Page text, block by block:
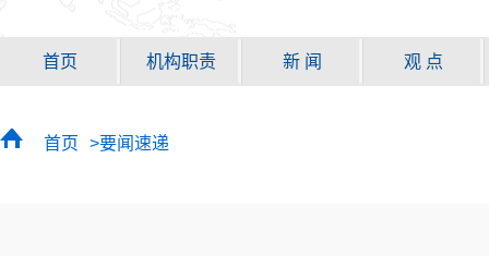
首页 机构职责 新 闻 观 点
首页 >要闻速递